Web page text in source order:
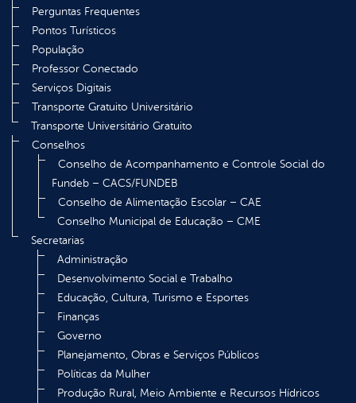
Perguntas Frequentes
Pontos Turísticos
População
Professor Conectado
Serviços Digitais
Transporte Gratuito Universitário
Transporte Universitário Gratuito
Conselhos
Conselho de Acompanhamento e Controle Social do
Fundeb – CACS/FUNDEB
Conselho de Alimentação Escolar – CAE
Conselho Municipal de Educação – CME
Secretarias
Administração
Desenvolvimento Social e Trabalho
Educação, Cultura, Turismo e Esportes
Finanças
Governo
Planejamento, Obras e Serviços Públicos
Políticas da Mulher
Produção Rural, Meio Ambiente e Recursos Hídricos